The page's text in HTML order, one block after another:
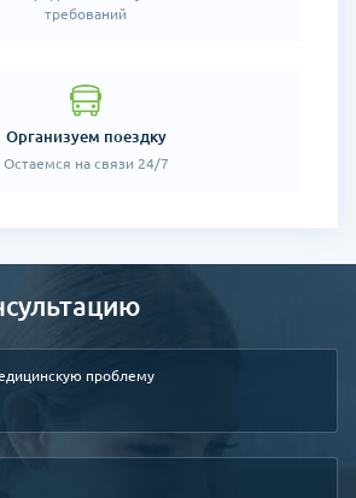
требований
Организуем поездку
Остаемся на связи 24/7